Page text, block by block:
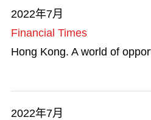
2022年7月
Financial Times
Hong Kong. A world of
2022年7月